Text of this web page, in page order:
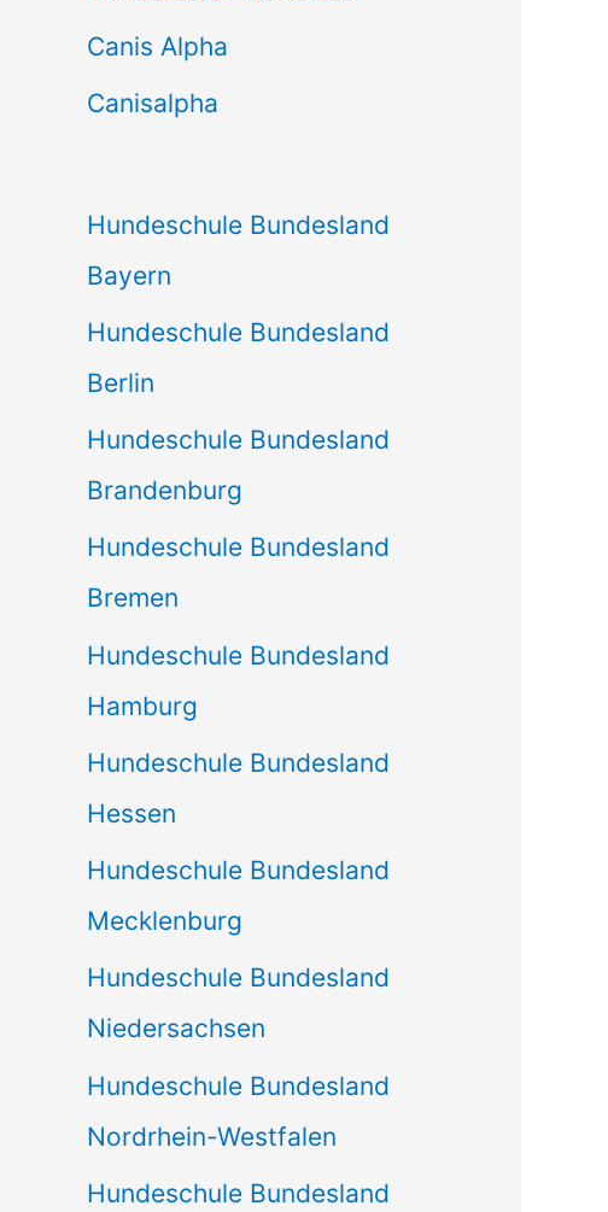
h
:
Canis Alpha
Canisalpha
Hundeschule Bundesland
Bayern
Hundeschule Bundesland
Berlin
Hundeschule Bundesland
Brandenburg
Hundeschule Bundesland
Bremen
Hundeschule Bundesland
Hamburg
Hundeschule Bundesland
Hessen
Hundeschule Bundesland
Mecklenburg
Hundeschule Bundesland
Niedersachsen
Hundeschule Bundesland
Nordrhein-Westfalen
Hundeschule Bundesland